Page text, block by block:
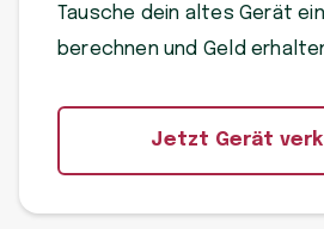
Tausche dein altes Gerät
berechnen und Geld
Jetzt Gerät